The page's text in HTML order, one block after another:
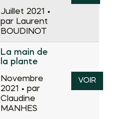
Juillet 2021 •
par Laurent
BOUDINOT
La main de
la plante
Novembre
2021 • par
Claudine
MANHES
VOIR